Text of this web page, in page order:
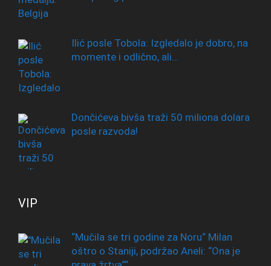
Ilić posle Tobola: Izgledalo je dobro, na
momente i odlično, ali…
Dončićeva bivša traži 50 miliona dolara
posle razvoda!
VIP
“Mučila se tri godine za Noru“ Milan
oštro o Staniji, podržao Aneli: “Ona je